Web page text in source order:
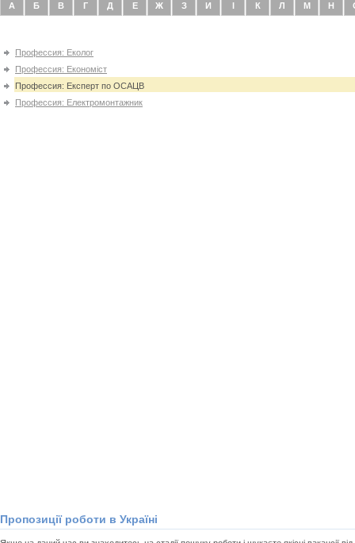
А Б В Г Д Е Ж З И І К Л М Н
Профессия: Еколог
Профессия: Економіст
Профессия: Експерт по ОСАЦВ
Профессия: Електромонтажник
Пропозиції роботи в Україні